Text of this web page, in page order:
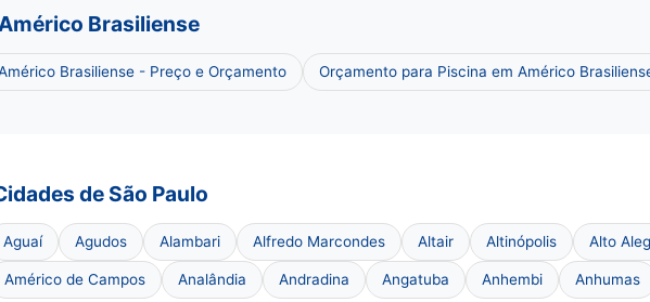
Brasiliense
Brasiliense - Preço e Orçamento Orçamento para Piscina em Américo
de São Paulo
Aguaí Agudos Alambari Alfredo Marcondes Altair Altinópolis Alto
Américo de Campos Analândia Andradina Angatuba Anhembi Anhumas